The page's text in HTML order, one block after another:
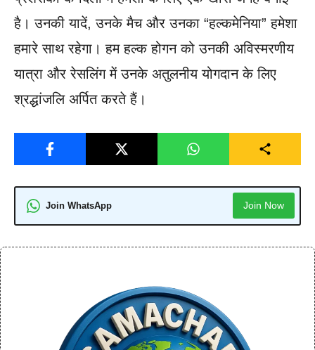
है। उनकी यादें, उनके मैच और उनका “हल्कमेनिया” हमेशा
हमारे साथ रहेगा। हम हल्क होगन को उनकी अविस्मरणीय
यात्रा और रेसलिंग में उनके अतुलनीय योगदान के लिए
श्रद्धांजलि अर्पित करते हैं।
Join WhatsApp Join Now